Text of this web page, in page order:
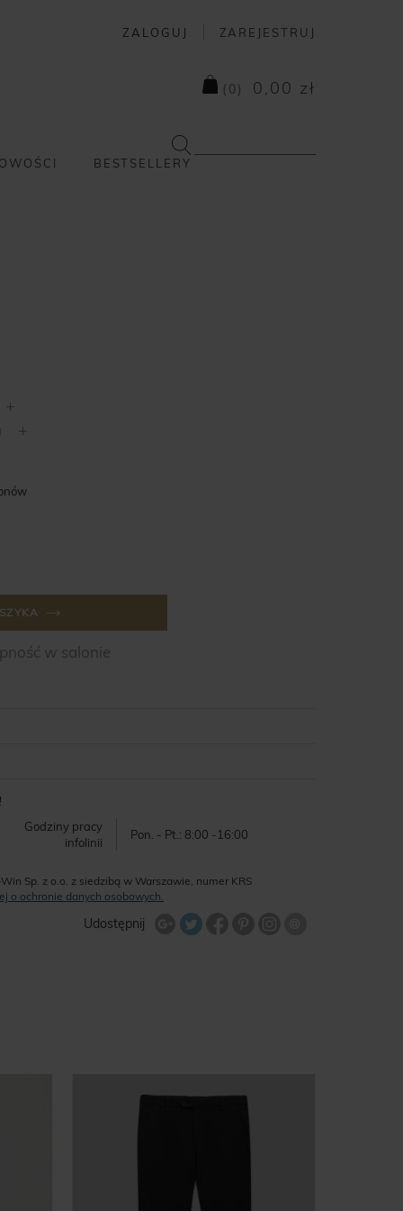
ZALOGUJ ZAREJESTRUJ
( 0 ) 0,00 zł
BESTSELLERY
w salonie
Godziny pracy
infolinii
Pon. - Pt.: 8:00 -16:00
Sp. z o.o. z siedzibą w Warszawie, numer KRS
o ochronie danych osobowych.
Udostępnij
Udostępnij na Twitterze